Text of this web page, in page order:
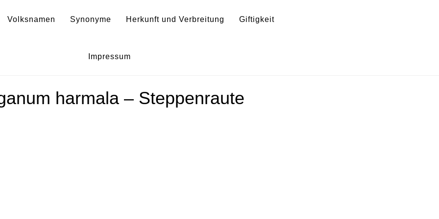
Volksnamen Synonyme Herkunft und Verbreitung Giftigkeit
Impressum
harmala – Steppenraute